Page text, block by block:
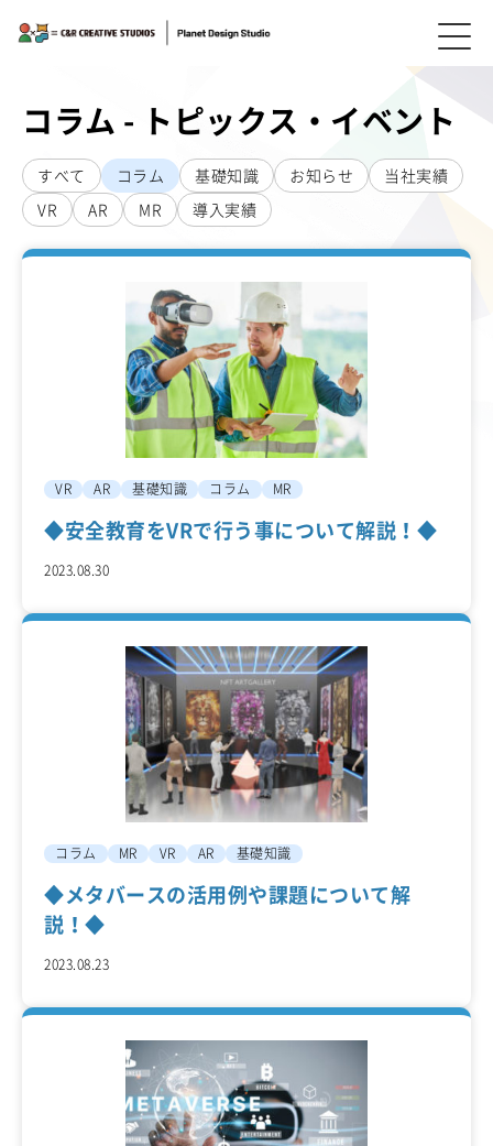
コラム - トピックス・イベント
すべて コラム 基礎知識 お知らせ
当社実績
VR
AR MR 導入実績
VR AR 基礎知識 コラム MR
◆安全教育をVRで行う事について解説！◆
2023.08.30
コラム MR VR AR 基礎知識
◆メタバースの活用例や課題について解
説！◆
2023.08.23